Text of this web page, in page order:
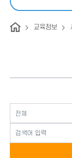
교육정보